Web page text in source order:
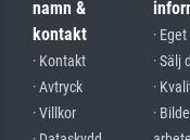
namn &
kontakt
· Kontakt
· Avtryck
· Villkor
·
· Sälj
·
·